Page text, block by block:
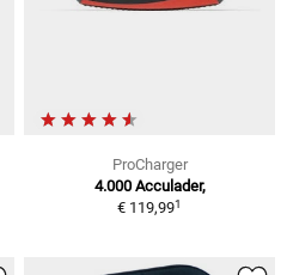
ProCharger
4.000 Acculader,
€ 119,991